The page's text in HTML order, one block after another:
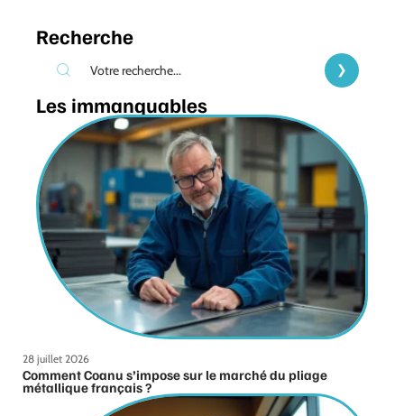
Recherche
Les immanquables
28 juillet 2026
Comment Coanu s’impose sur le marché du pliage
métallique français ?